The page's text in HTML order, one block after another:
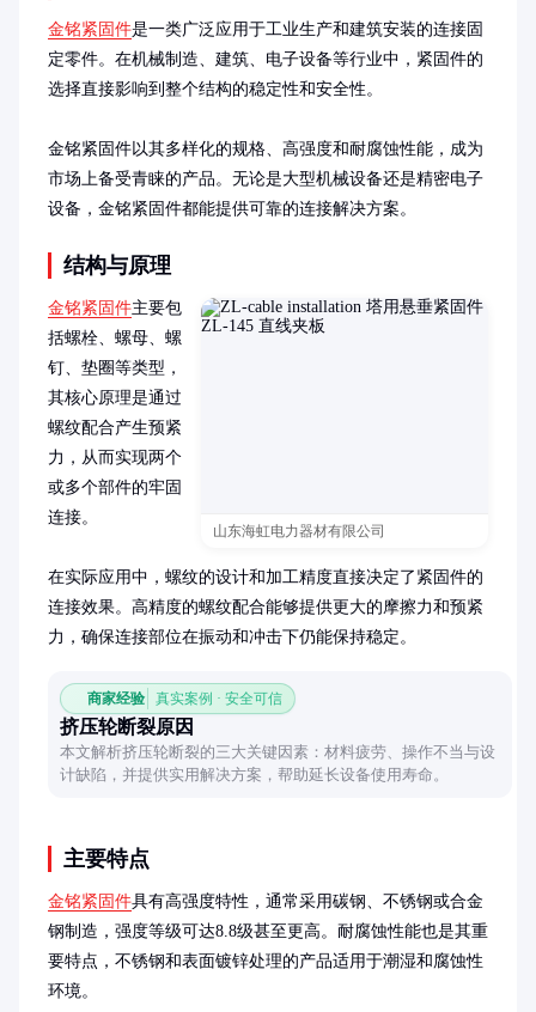
金铭紧固件是一类广泛应用于工业生产和建筑安装的连接固
定零件。在机械制造、建筑、电子设备等行业中，紧固件的
选择直接影响到整个结构的稳定性和安全性。
金铭紧固件以其多样化的规格、高强度和耐腐蚀性能，成为
市场上备受青睐的产品。无论是大型机械设备还是精密电子
设备，金铭紧固件都能提供可靠的连接解决方案。
结构与原理
山东海虹电力器材有限公司
金铭紧固件主要包
括螺栓、螺母、螺
钉、垫圈等类型，
其核心原理是通过
螺纹配合产生预紧
力，从而实现两个
或多个部件的牢固
连接。
在实际应用中，螺纹的设计和加工精度直接决定了紧固件的
连接效果。高精度的螺纹配合能够提供更大的摩擦力和预紧
力，确保连接部位在振动和冲击下仍能保持稳定。
商家经验 真实案例 · 安全可信
挤压轮断裂原因
本文解析挤压轮断裂的三大关键因素：材料疲劳、操作不当与设
计缺陷，并提供实用解决方案，帮助延长设备使用寿命。
主要特点
金铭紧固件具有高强度特性，通常采用碳钢、不锈钢或合金
钢制造，强度等级可达8.8级甚至更高。耐腐蚀性能也是其重
要特点，不锈钢和表面镀锌处理的产品适用于潮湿和腐蚀性
环境。